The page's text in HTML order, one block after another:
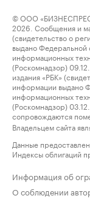
© ООО
2026. Сообщения и
(свидетельство о
выдано Федеральной
информационных
(Роскомнадзор)
издания «РБК»
информации выдано
информационных
(Роскомнадзор)
сопровождаются
Владельцем сайта
Данные
Индексы облигаций
Информация об
О соблюдении